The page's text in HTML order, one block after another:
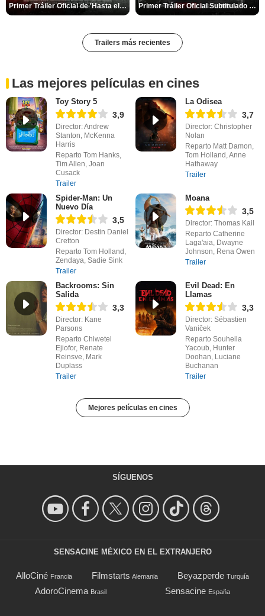
Primer Tráiler Oficial de 'Hasta el fin del mundo' Primer Tráiler Oficial Subtitulado de 'Una última aventura: Detrás de cámaras de Stranger Things 5'
Trailers más recientes
Las mejores películas en cines
Toy Story 5
3,9
Director: Andrew
Stanton, McKenna
Harris
Reparto Tom Hanks,
Tim Allen, Joan
Cusack
Trailer
La Odisea
3,7
Director: Christopher
Nolan
Reparto Matt Damon,
Tom Holland, Anne
Hathaway
Trailer
Spider-Man: Un
Nuevo Día
3,5
Director: Destin Daniel
Cretton
Reparto Tom Holland,
Zendaya, Sadie Sink
Trailer
Moana
3,5
Director: Thomas Kail
Reparto Catherine
Laga'aia, Dwayne
Johnson, Rena Owen
Trailer
Backrooms: Sin
Salida
3,3
Director: Kane
Parsons
Reparto Chiwetel
Ejiofor, Renate
Reinsve, Mark
Duplass
Trailer
Evil Dead: En
Llamas
3,3
Director: Sébastien
Vaniček
Reparto Souheila
Yacoub, Hunter
Doohan, Luciane
Buchanan
Trailer
Mejores películas en cines
SÍGUENOS
SENSACINE MÉXICO EN EL EXTRANJERO
AlloCiné Francia Filmstarts Alemania Beyazperde Turquía
AdoroCinema Brasil Sensacine España